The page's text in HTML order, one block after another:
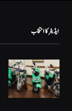
ایڈیٹر کا انتخاب